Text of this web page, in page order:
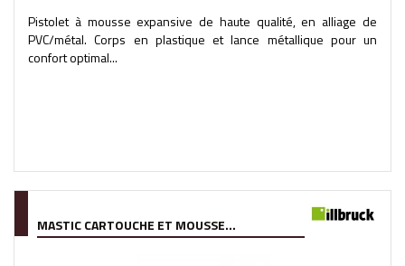
Pistolet à mousse expansive de haute qualité, en alliage de
PVC/métal. Corps en plastique et lance métallique pour un
confort optimal...
MASTIC CARTOUCHE ET MOUSSE...